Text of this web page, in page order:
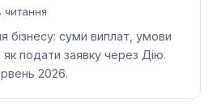
читання
бізнесу: суми виплат, умови
як подати заявку через Дію.
2026.